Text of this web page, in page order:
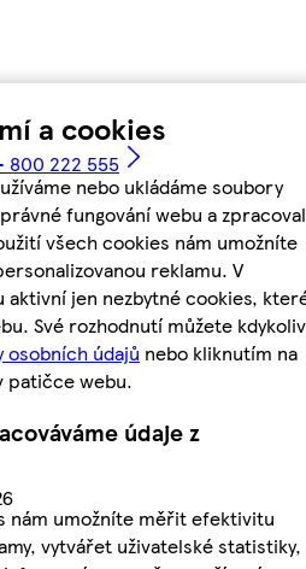
a cookies
nebo ukládáme soubory
fungování webu a
všech cookies nám umožníte
reklamu. V
jen nezbytné cookies,
Své rozhodnutí můžete kdykoliv
osobních údajů nebo kliknutím na
patičce webu.
údaje z
nám umožníte měřit efektivitu
vytvářet uživatelské statistiky,
800 222 555